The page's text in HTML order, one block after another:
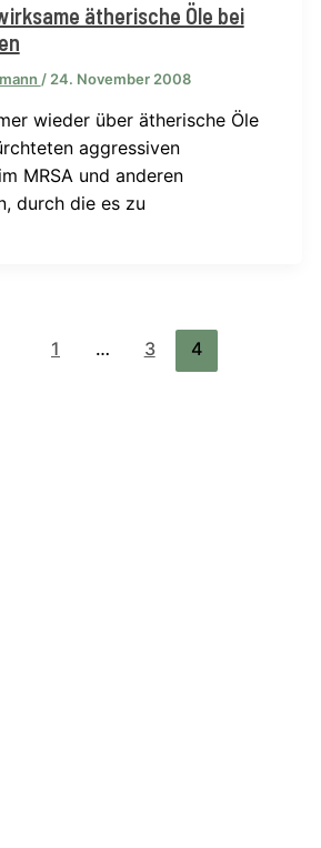
ätherische Öle bei
/24. November 2008
wieder über ätherische Öle
aggressiven
MRSA und anderen
durch die es zu
1 … 3 4